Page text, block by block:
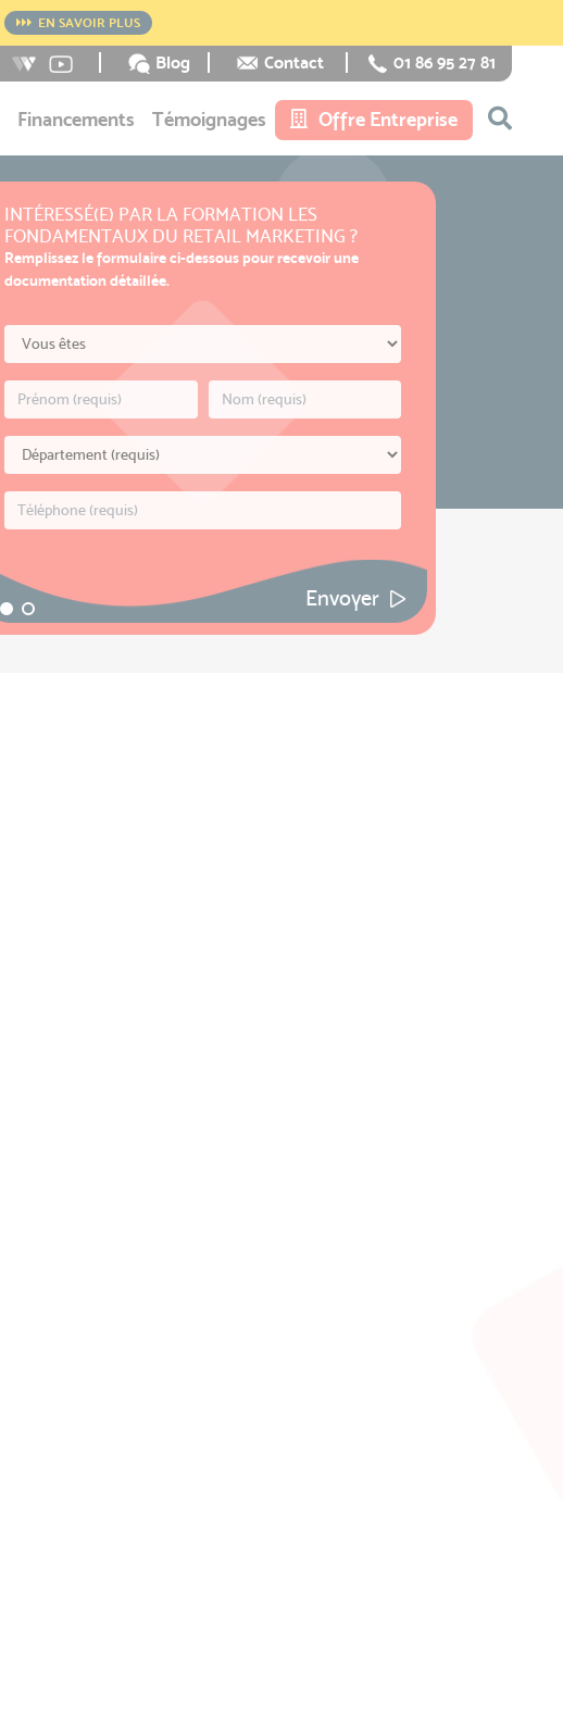
EN SAVOIR PLUS
Blog Contact 01 86 95 27 81
Financements Témoignages Offre Entreprise
INTÉRESSÉ(E) PAR LA FORMATION LES
FONDAMENTAUX DU RETAIL MARKETING ?
Remplissez le formulaire ci-dessous pour recevoir une
documentation détaillée.
Envoyer